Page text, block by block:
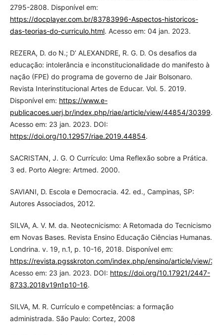
2795-2808. Disponível em:
https://docplayer.com.br/83783996-Aspectos-historicos-
das-teorias-do-curriculo.html. Acesso em: 04 jan. 2023.
REZERA, D. do N.; D’ ALEXANDRE, R. G. D. Os desafios da
educação: intolerância e inconstitucionalidade do manifesto à
nação (FPE) do programa de governo de Jair Bolsonaro.
Revista Interinstitucional Artes de Educar. Vol. 5. 2019.
Disponível em: https://www.e-
publicacoes.uerj.br/index.php/riae/article/view/44854/30399.
Acesso em: 23 jan. 2023. DOI:
https://doi.org/10.12957/riae.2019.44854.
SACRISTAN, J. G. O Currículo: Uma Reflexão sobre a Prática.
3 ed. Porto Alegre: Artmed. 2000.
SAVIANI, D. Escola e Democracia. 42. ed., Campinas, SP:
Autores Associados, 2012.
SILVA, A. V. M. da. Neotecnicismo: A Retomada do Tecnicismo
em Novas Bases. Revista Ensino Educação Ciências Humanas.
Londrina. v. 19, n.1, p. 10-16, 2018. Disponível em:
https://revista.pgsskroton.com/index.php/ensino/article/view/
Acesso em: 23 jan. 2023. DOI: https://doi.org/10.17921/2447-
8733.2018v19n1p10-16.
SILVA, M. R. Currículo e competências: a formação
administrada. São Paulo: Cortez, 2008